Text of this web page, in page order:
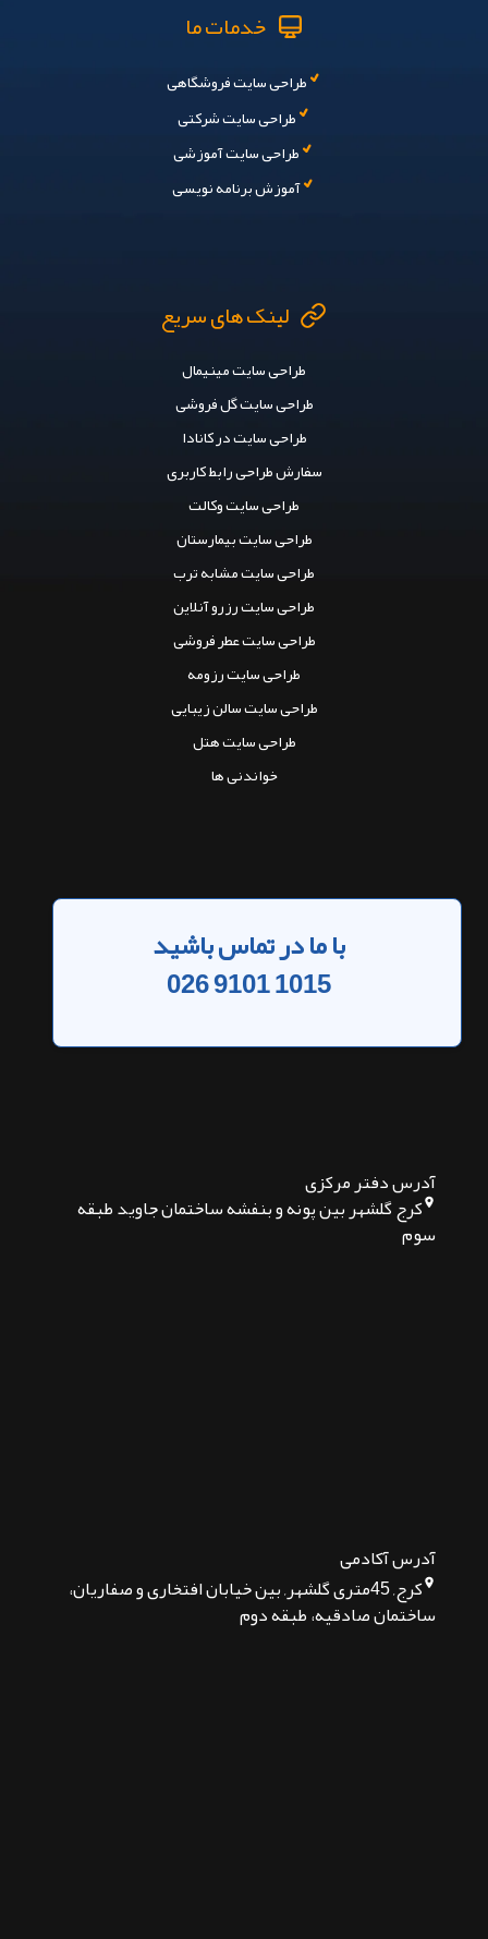
خدمات ما
طراحی سایت فروشگاهی
طراحی سایت شرکتی
طراحی سایت آموزشی
آموزش برنامه نویسی
لینک های سریع
طراحی سایت مینیمال
طراحی سایت گل فروشی
طراحی سایت در کانادا
سفارش طراحی رابط کاربری
طراحی سایت وکالت
طراحی سایت بیمارستان
طراحی سایت مشابه ترب
طراحی سایت رزرو آنلاین
طراحی سایت عطر فروشی
طراحی سایت رزومه
طراحی سایت سالن زیبایی
طراحی سایت هتل
خواندنی ها
با ما در تماس باشید
026 9101 1015
آدرس دفتر مرکزی
کرج گلشهر بین پونه و بنفشه ساختمان جاوید طبقه
سوم
آدرس آکادمی
کرج, 45متری گلشهر, بین خیابان افتخاری و صفاریان،
ساختمان صادقیه، طبقه دوم